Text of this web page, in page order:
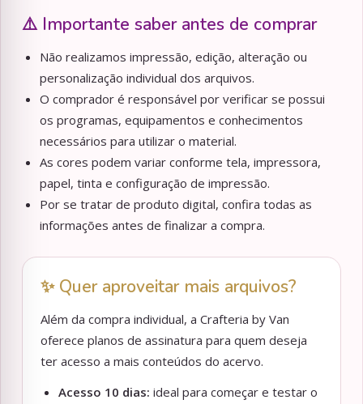
⚠️ Importante saber antes de comprar
Não realizamos impressão, edição, alteração ou
personalização individual dos arquivos.
O comprador é responsável por verificar se possui
os programas, equipamentos e conhecimentos
necessários para utilizar o material.
As cores podem variar conforme tela, impressora,
papel, tinta e configuração de impressão.
Por se tratar de produto digital, confira todas as
informações antes de finalizar a compra.
✨ Quer aproveitar mais arquivos?
Além da compra individual, a Crafteria by Van
oferece planos de assinatura para quem deseja
ter acesso a mais conteúdos do acervo.
Acesso 10 dias: ideal para começar e testar o